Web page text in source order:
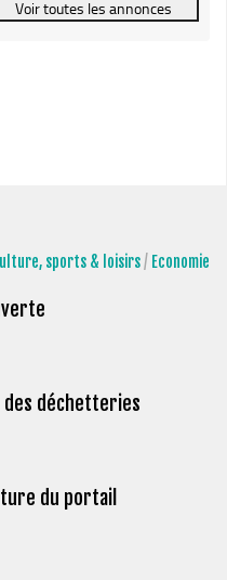
sud Isère
sports & loisirs/ Economie
des déchetteries
du portail